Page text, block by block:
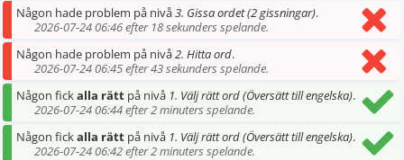
Någon hade problem på nivå3. Gissa ordet (2 gissningar).
2026-07-24 06:46 efter 18 sekunders spelande.
Någon hade problem på nivå2. Hitta ord.
2026-07-24 06:45 efter 43 sekunders spelande.
Någon fickalla rätt på nivå 1. Välj rätt ord (Översätt till engelska).
2026-07-24 06:44 efter 2 minuters spelande.
Någon fickalla rätt på nivå 1. Välj rätt ord (Översätt till engelska).
2026-07-24 06:42 efter 2 minuters spelande.